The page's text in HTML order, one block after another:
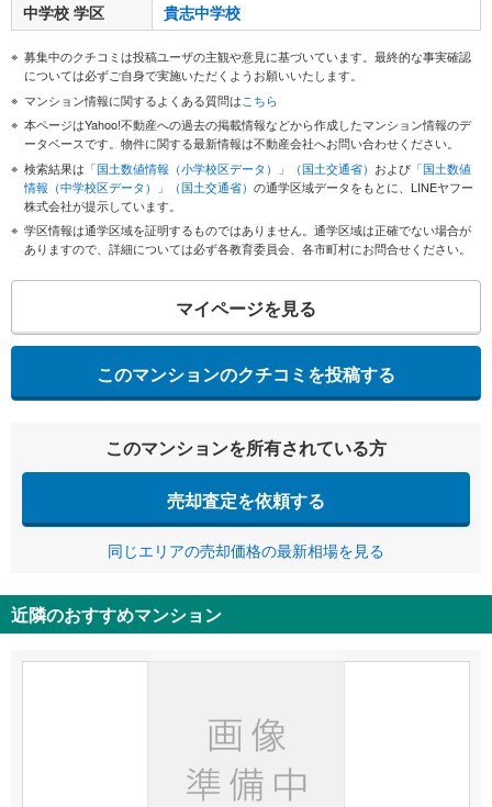
中学校 学区
貴志中学校
募集中のクチコミは投稿ユーザの主観や意見に基づいています。最終的な事実確認
については必ずご自身で実施いただくようお願いいたします。
マンション情報に関するよくある質問はこちら
本ページはYahoo!不動産への過去の掲載情報などから作成したマンション情報のデ
ータベースです。物件に関する最新情報は不動産会社へお問い合わせください。
検索結果は 「国土数値情報（小学校区データ）」（国土交通省） および 「国土数値
情報（中学校区データ）」（国土交通省） の通学区域データをもとに、LINEヤフー
株式会社が提示しています。
学区情報は通学区域を証明するものではありません。通学区域は正確でない場合が
ありますので、詳細については必ず各教育委員会、各市町村にお問合せください。
マイページを見る
このマンションのクチコミを投稿する
このマンションを所有されている方
売却査定を依頼する
同じエリアの売却価格の最新相場を見る
近隣のおすすめマンション